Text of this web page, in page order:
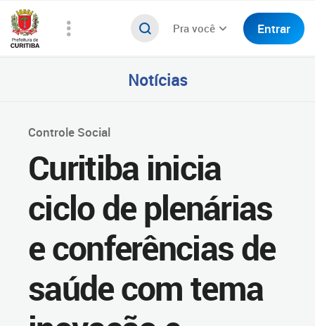
Pra você Entrar
Notícias
Controle Social
Curitiba inicia
ciclo de plenárias
e conferências de
saúde com tema